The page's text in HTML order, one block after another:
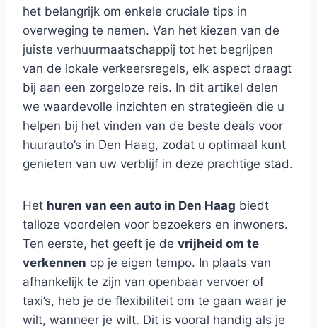
het belangrijk om enkele cruciale tips in
overweging te nemen. Van het kiezen van de
juiste verhuurmaatschappij tot het begrijpen
van de lokale verkeersregels, elk aspect draagt
bij aan een zorgeloze reis. In dit artikel delen
we waardevolle inzichten en strategieën die u
helpen bij het vinden van de beste deals voor
huurauto’s in Den Haag, zodat u optimaal kunt
genieten van uw verblijf in deze prachtige stad.
Het huren van een auto in Den Haag biedt
talloze voordelen voor bezoekers en inwoners.
Ten eerste, het geeft je de vrijheid om te
verkennen op je eigen tempo. In plaats van
afhankelijk te zijn van openbaar vervoer of
taxi’s, heb je de flexibiliteit om te gaan waar je
wilt, wanneer je wilt. Dit is vooral handig als je